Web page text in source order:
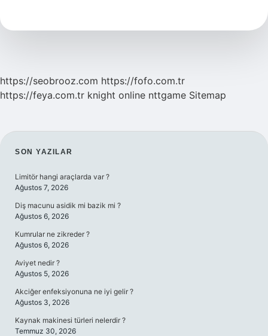
Mı
https://seobrooz.com https://fofo.com.tr
https://feya.com.tr knight online nttgame Sitemap
SIDEBAR
SON YAZILAR
Limitör hangi araçlarda var ?
Ağustos 7, 2026
Diş macunu asidik mi bazik mi ?
Ağustos 6, 2026
Kumrular ne zikreder ?
Ağustos 6, 2026
Aviyet nedir ?
Ağustos 5, 2026
Akciğer enfeksiyonuna ne iyi gelir ?
Ağustos 3, 2026
Kaynak makinesi türleri nelerdir ?
Temmuz 30, 2026